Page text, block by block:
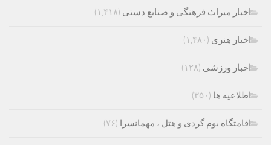
اخبار میراث فرهنگی و صنایع دستی (۱,۴۱۸)
اخبار هنری (۱,۴۸۰)
اخبار ورزشی (۱۲۸)
اطلاعیه ها (۳۵۰)
اقامتگاه بوم گردی و هتل ، مهمانسرا (۷۶)